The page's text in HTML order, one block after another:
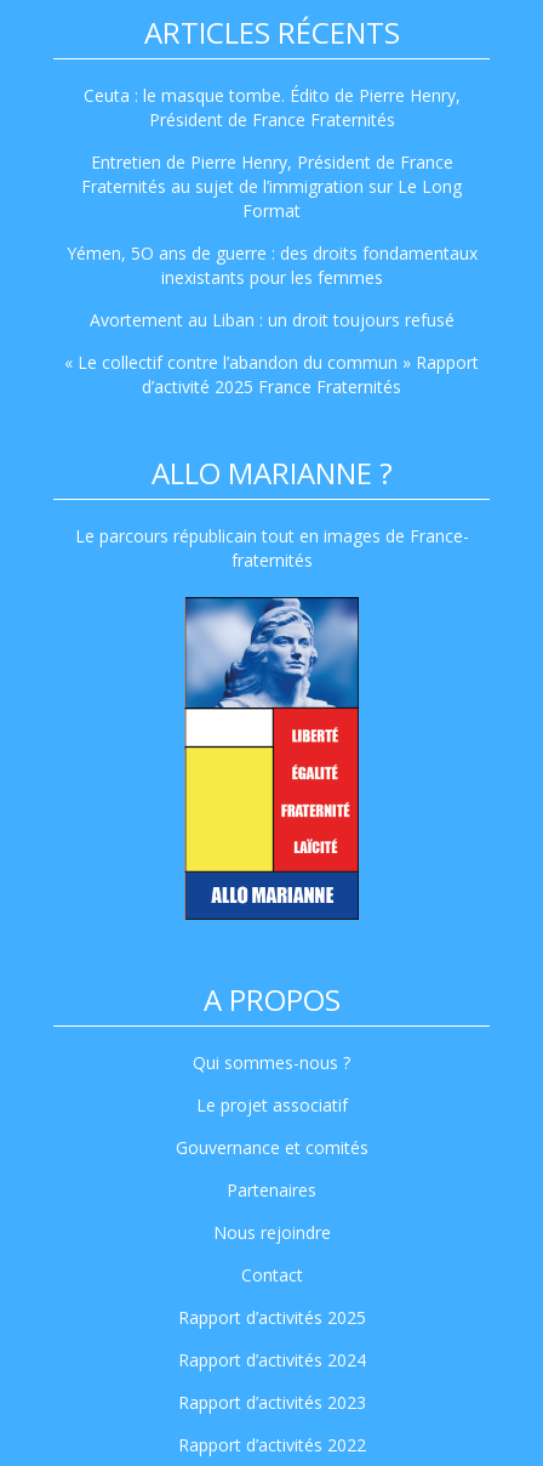
ARTICLES RÉCENTS
Ceuta : le masque tombe. Édito de Pierre Henry,
Président de France Fraternités
Entretien de Pierre Henry, Président de France
Fraternités au sujet de l’immigration sur Le Long
Format
Yémen, 5O ans de guerre : des droits fondamentaux
inexistants pour les femmes
Avortement au Liban : un droit toujours refusé
« Le collectif contre l’abandon du commun » Rapport
d’activité 2025 France Fraternités
ALLO MARIANNE ?
Le parcours républicain tout en images de France-
fraternités
A PROPOS
Qui sommes-nous ?
Le projet associatif
Gouvernance et comités
Partenaires
Nous rejoindre
Contact
Rapport d’activités 2025
Rapport d’activités 2024
Rapport d’activités 2023
Rapport d’activités 2022